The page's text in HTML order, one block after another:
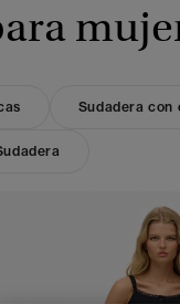
Sudadera con